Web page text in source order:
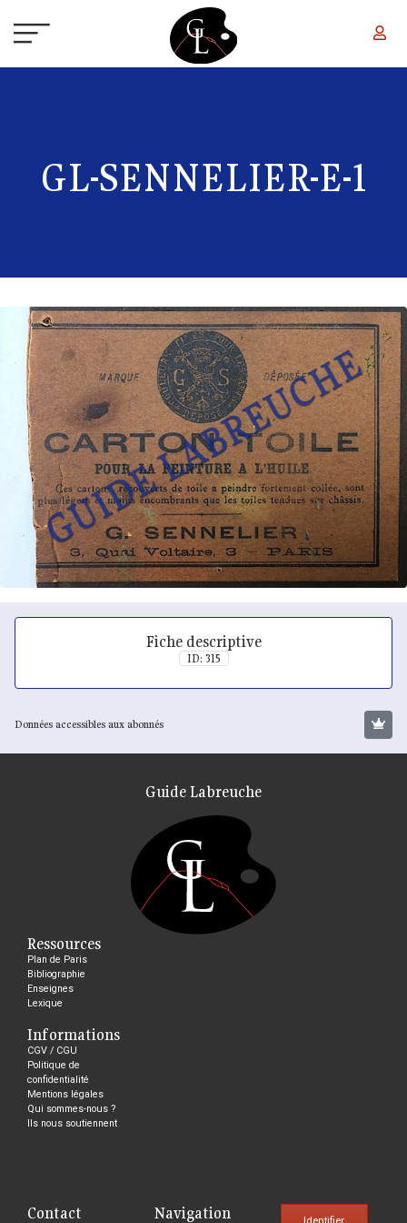
GL-SENNELIER-E-1
Fiche descriptive
ID: 315
Données accessibles aux abonnés
Guide Labreuche
Ressources
Plan de Paris
Bibliographie
Enseignes
Lexique
Informations
CGV / CGU
Politique de
confidentialité
Mentions légales
Qui sommes-nous ?
Ils nous soutiennent
Contact Navigation Identifier